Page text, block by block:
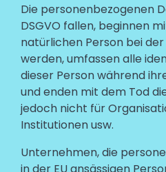
Text
Die personenbezogenen
DSGVO fallen, beginnen
natürlichen Person bei
werden, umfassen alle
dieser Person während
und enden mit dem Tod
jedoch nicht für
Institutionen usw.
Unternehmen, die